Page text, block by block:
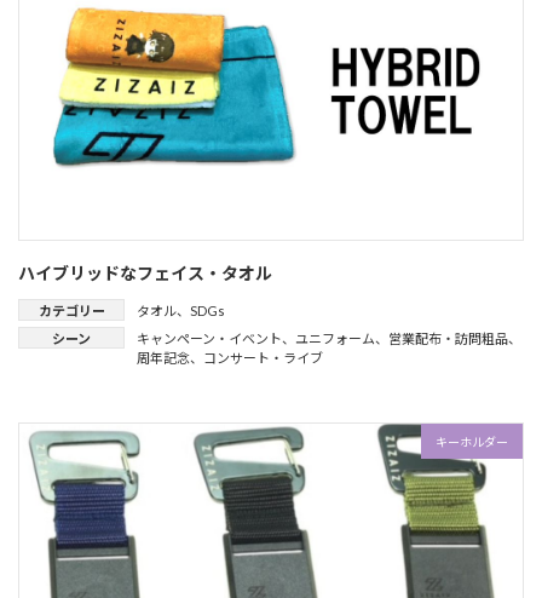
ハイブリッドなフェイス・タオル
カテゴリー タオル、 SDGs
シーン
キャンペーン・イベント、 ユニフォーム、 営業配布・訪問粗品、
周年記念、 コンサート・ライブ
キーホルダー